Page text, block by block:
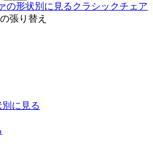
の形状別に見る クラシックチェア
張り替え
に見る